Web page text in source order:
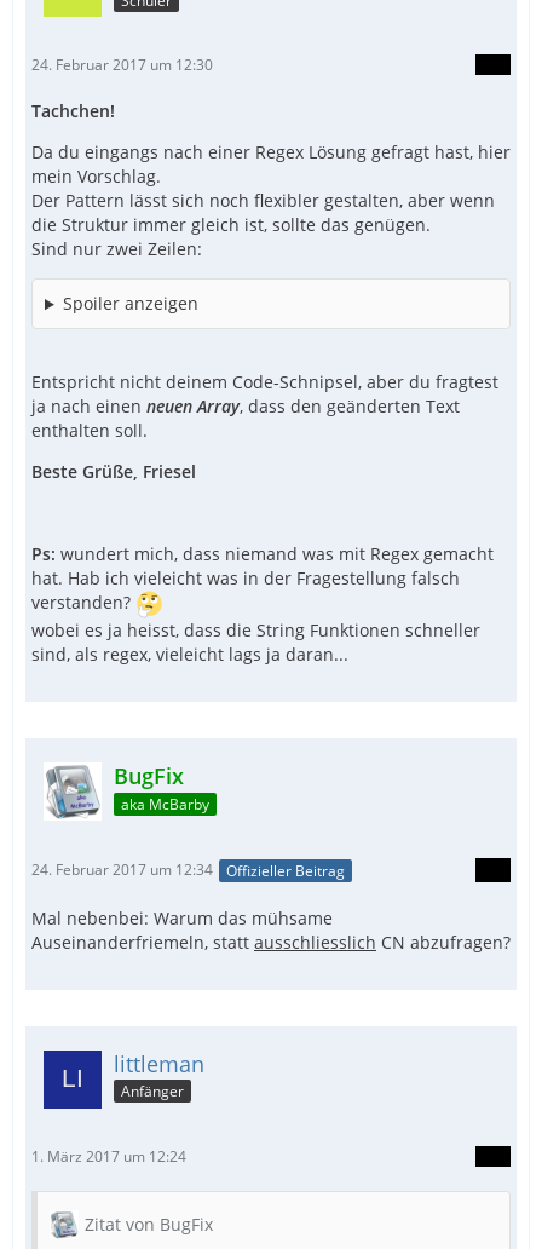
24. Februar 2017 um 12:30
Tachchen!
Da du eingangs nach einer Regex Lösung gefragt hast, hier
mein Vorschlag.
Der Pattern lässt sich noch flexibler gestalten, aber wenn
die Struktur immer gleich ist, sollte das genügen.
Sind nur zwei Zeilen:
Spoiler anzeigen
Entspricht nicht deinem Code-Schnipsel, aber du fragtest
ja nach einen neuen Array, dass den geänderten Text
enthalten soll.
Beste Grüße, Friesel
Ps: wundert mich, dass niemand was mit Regex gemacht
hat. Hab ich vieleicht was in der Fragestellung falsch
verstanden?
wobei es ja heisst, dass die String Funktionen schneller
sind, als regex, vieleicht lags ja daran...
BugFix
aka McBarby
24. Februar 2017 um 12:34 Offizieller Beitrag
Mal nebenbei: Warum das mühsame
Auseinanderfriemeln, statt ausschliesslich CN abzufragen?
littleman
Anfänger
1. März 2017 um 12:24
Zitat von BugFix